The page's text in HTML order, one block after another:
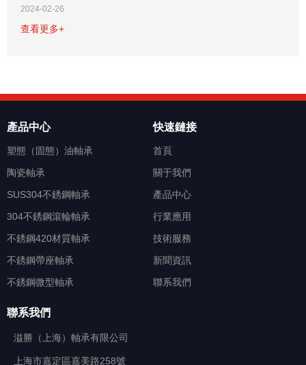
統市場中，軸承潤滑劑分為液體狀態的潤滑油、膏狀的潤滑脂
以及粉狀的二硫化鉬，這些潤滑產品在...
2024-02-26
查看更多+
產品中心
塑態（固態）油軸承
陶瓷軸承
SUS304不銹鋼軸承
304不銹鋼滾輪軸承
不銹鋼420材質軸承
不銹鋼帶座軸承
不銹鋼微型軸承
快速鏈接
首頁
關于我們
產品中心
行業應用
技術服務
新聞資訊
聯系我們
聯系我們
溢勝（上海）軸承有限公司
上海市嘉定區嘉美路258號